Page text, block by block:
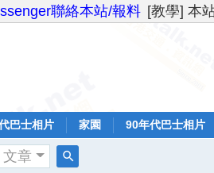
聯絡本站/報料 [教學] 本
巴士相片 家園 90年代巴士相片
文章